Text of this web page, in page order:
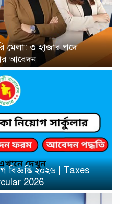
মেলা: ৩ হাজার পদে
আবেদন
বিজ্ঞপ্তি ২০২৬ | Taxes
2026